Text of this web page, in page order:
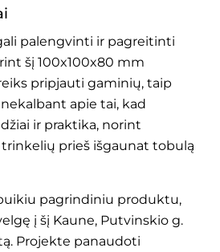
palengvinti ir pagreitinti
šį 100x100x80 mm
pripjauti gaminių, taip
apie tai, kad
ir praktika, norint
prieš išgaunat tobulą
pagrindiniu produktu,
į šį Kaune, Putvinskio g.
Projekte panaudoti